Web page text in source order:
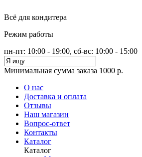
Всё для кондитера
Режим работы
пн-пт: 10:00 - 19:00, сб-вс: 10:00 - 15:00
Минимальная сумма заказа 1000 р.
О нас
Доставка и оплата
Отзывы
Наш магазин
Вопрос-ответ
Контакты
Каталог
Каталог